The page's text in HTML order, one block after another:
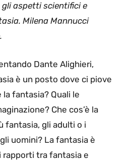
gli aspetti scientifici e
Milena Mannucci
Dante Alighieri,
è un posto dove ci piove
la fantasia? Quali le
Che cos’è la
fantasia, gli adulti o i
uomini? La fantasia è
rapporti tra fantasia e